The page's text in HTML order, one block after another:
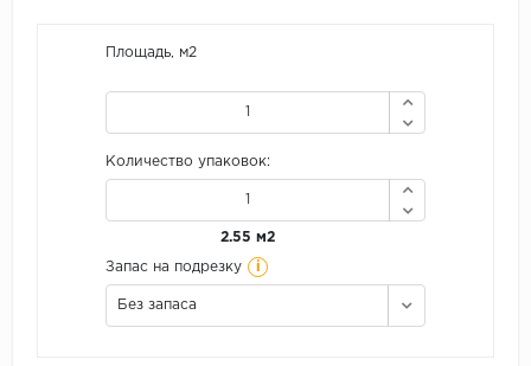
Площадь, м2
Количество упаковок:
2.55 м2
Запас на подрезку i
Без запаса